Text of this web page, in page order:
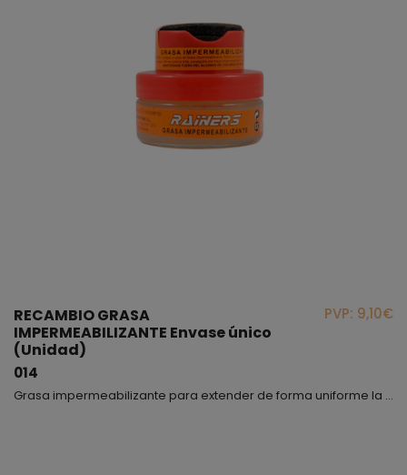
RECAMBIO GRASA
IMPERMEABILIZANTE Envase único
(Unidad)
014
PVP: 9,10€
Grasa impermeabilizante para extender de forma uniforme la parte exterior de la bota, apta para los modelos 3040, 334, Andes y NADOR.